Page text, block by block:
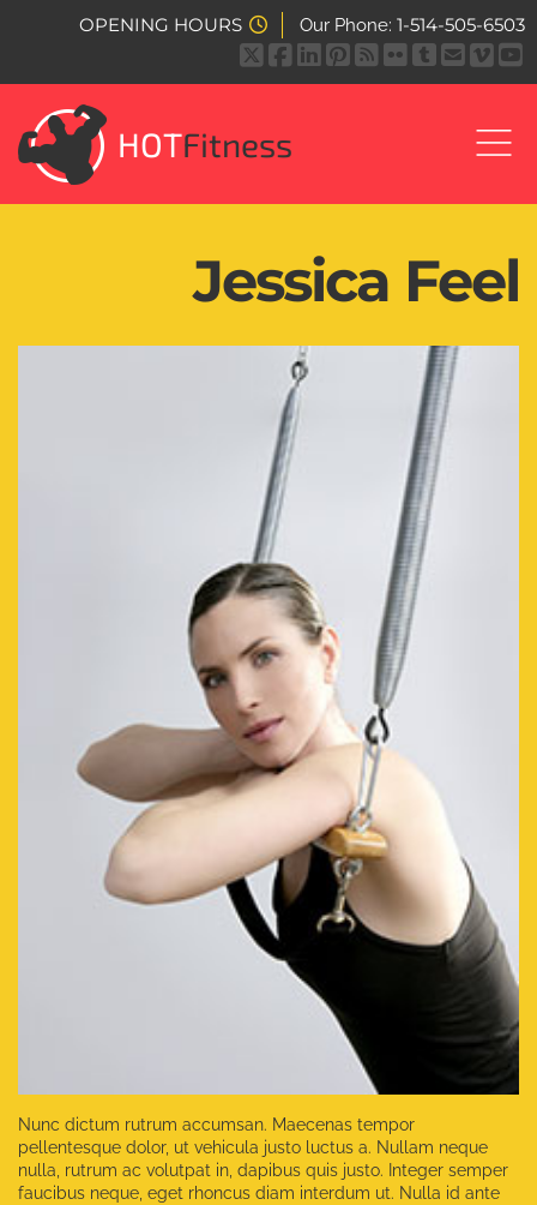
OPENING HOURS Our Phone: 1-514-505-6503
HOTFitness
Jessica Feel
Nunc dictum rutrum accumsan. Maecenas tempor
pellentesque dolor, ut vehicula justo luctus a. Nullam neque
nulla, rutrum ac volutpat in, dapibus quis justo. Integer semper
faucibus neque, eget rhoncus diam interdum ut. Nulla id ante